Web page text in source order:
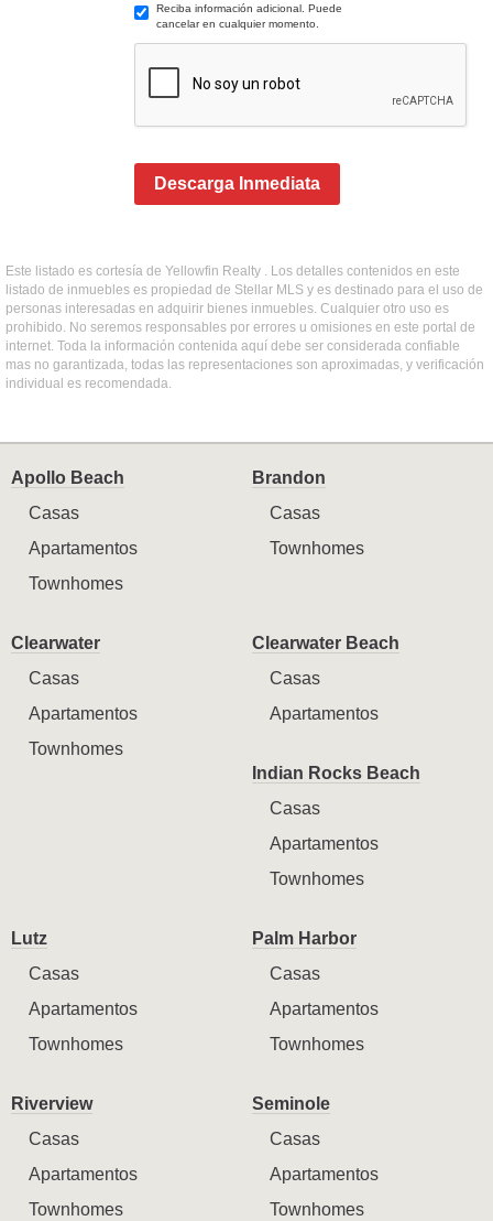
Reciba información adicional. Puede
cancelar en cualquier momento.
Descarga Inmediata
Este listado es cortesía de Yellowfin Realty . Los detalles contenidos en este
listado de inmuebles es propiedad de Stellar MLS y es destinado para el uso de
personas interesadas en adquirir bienes inmuebles. Cualquier otro uso es
prohibido. No seremos responsables por errores u omisiones en este portal de
internet. Toda la información contenida aquí debe ser considerada confiable
mas no garantizada, todas las representaciones son aproximadas, y verificación
individual es recomendada.
Apollo Beach
Casas
Apartamentos
Townhomes
Brandon
Casas
Townhomes
Clearwater
Casas
Apartamentos
Townhomes
Clearwater Beach
Casas
Apartamentos
Indian Rocks Beach
Casas
Apartamentos
Townhomes
Lutz
Casas
Apartamentos
Townhomes
Palm Harbor
Casas
Apartamentos
Townhomes
Riverview
Casas
Apartamentos
Townhomes
Seminole
Casas
Apartamentos
Townhomes